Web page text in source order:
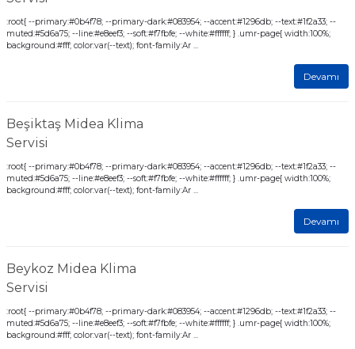
:root{ --primary:#0b4f78; --primary-dark:#083954; --accent:#1296db; --text:#1f2a33; --
muted:#5d6a75; --line:#e8eef3; --soft:#f7fbfe; --white:#ffffff; } .umr-page{ width:100%;
background:#fff; color:var(--text); font-family:Ar ...
Devamı
Beşiktaş Midea Klima
Servisi
:root{ --primary:#0b4f78; --primary-dark:#083954; --accent:#1296db; --text:#1f2a33; --
muted:#5d6a75; --line:#e8eef3; --soft:#f7fbfe; --white:#ffffff; } .umr-page{ width:100%;
background:#fff; color:var(--text); font-family:Ar ...
Devamı
Beykoz Midea Klima
Servisi
:root{ --primary:#0b4f78; --primary-dark:#083954; --accent:#1296db; --text:#1f2a33; --
muted:#5d6a75; --line:#e8eef3; --soft:#f7fbfe; --white:#ffffff; } .umr-page{ width:100%;
background:#fff; color:var(--text); font-family:Ar ...